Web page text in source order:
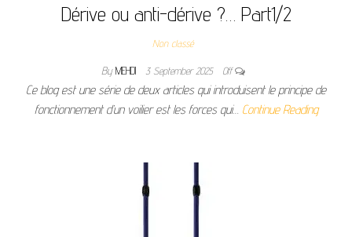
Dérive ou anti-dérive ?… Part1/2
Non classé
By MEHDI 3 September 2025 Off
Ce blog est une série de deux articles qui introduisent le principe de
fonctionnement d’un voilier est les forces qui… Continue Reading